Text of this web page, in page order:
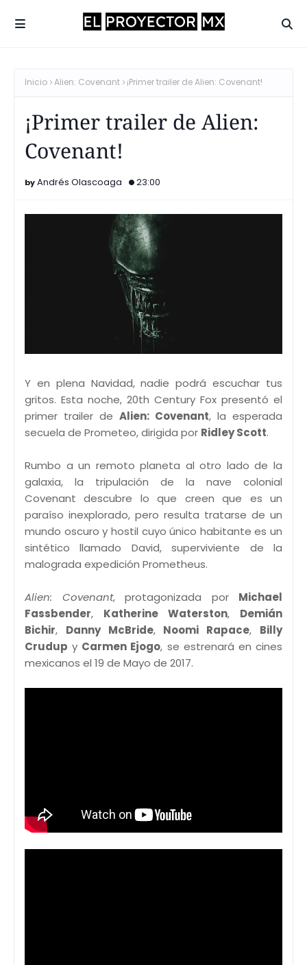
Inicio Alien: Covenant ¡Primer trailer de Alien: Covenant!
¡Primer trailer de Alien:
Covenant!
Andrés Olascoaga 23:00
Y en plena Navidad, nadie podrá escuchar tus
gritos. Esta noche, 20th Century Fox presentó el
primer trailer de Alien: Covenant, la esperada
secuela de Prometeo, dirigida por Ridley Scott.
Rumbo a un remoto planeta al otro lado de la
galaxia, la tripulación de la nave colonial
Covenant descubre lo que creen que es un
paraíso inexplorado, pero resulta tratarse de un
mundo oscuro y hostil cuyo único habitante es un
sintético llamado David, superviviente de la
malograda expedición Prometheus.
Alien: Covenant, protagonizada por Michael
Fassbender, Katherine Waterston, Demián
Bichir, Danny McBride, Noomi Rapace, Billy
Crudup y Carmen Ejogo, se estrenará en cines
mexicanos el 19 de Mayo de 2017.